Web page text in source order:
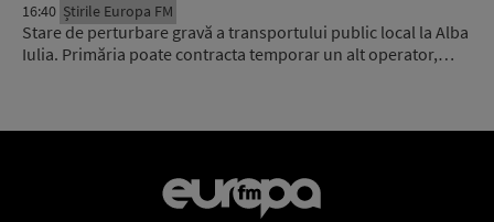
16:40 Știrile Europa FM
Stare de perturbare gravă a transportului public local la Alba
Iulia. Primăria poate contracta temporar un alt operator,…